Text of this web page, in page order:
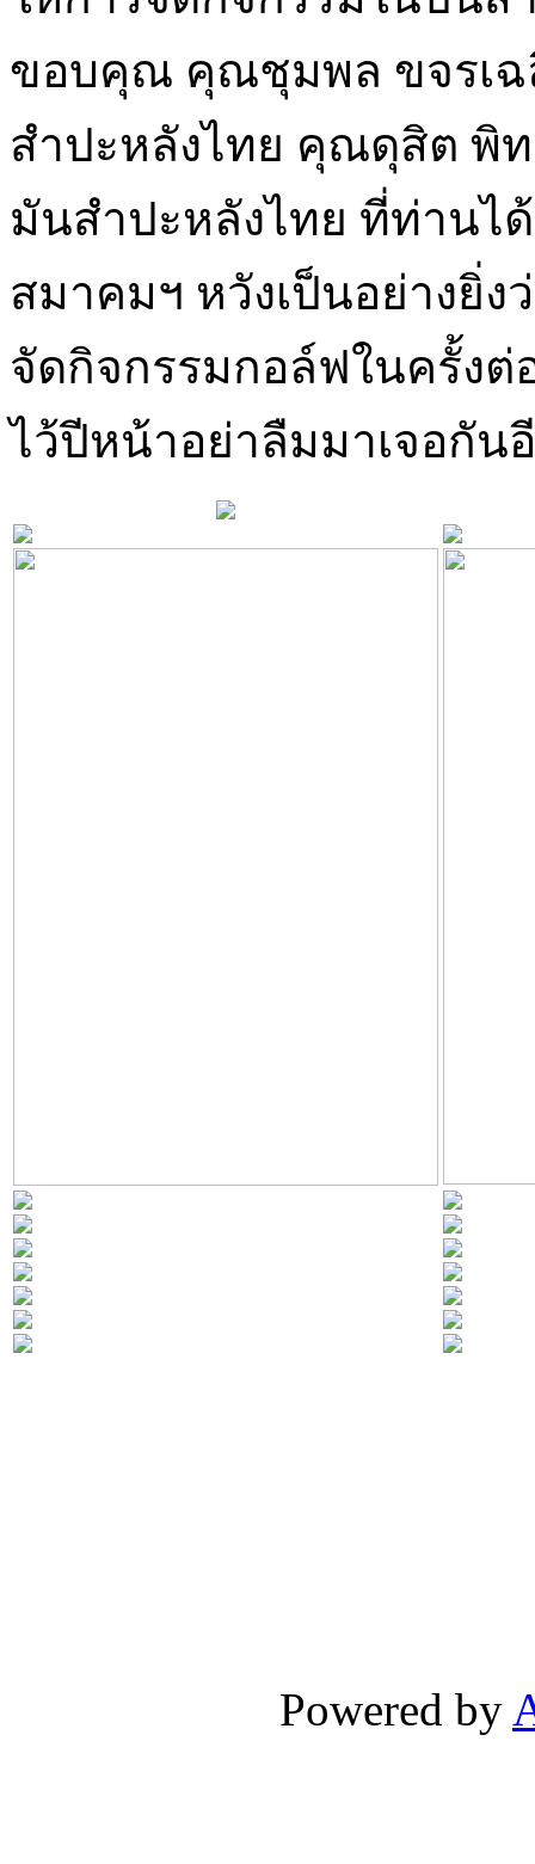
ขอบคุณ คุณชุมพล ขจรเ
สำปะหลังไทย คุณดุสิต พิ
มันสำปะหลังไทย ที่ท่านไ
สมาคมฯ หวังเป็นอย่างยิ่
จัดกิจกรรมกอล์ฟในครั้ง
ไว้ปีหน้าอย่าลืมมาเจอกั
Powered by